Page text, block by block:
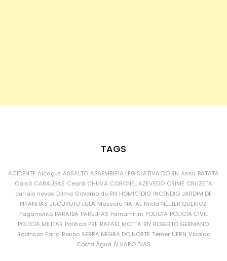
TAGS
ACIDENTE Alcaçuz ASSALTO ASSEMBLEIA LEGISLATIVA DO RN Assu BATATA
Caicó CARAÚBAS Ceará CHUVA CORONEL AZEVEDO CRIME CRUZETA
currais novos Dilma Governo do RN HOMICÍDIO INCÊNDIO JARDIM DE
PIRANHAS JUCURUTU LULA Mossoró NATAL Nilda NÉLTER QUEIROZ
Pagamento PARAÍBA PARELHAS Parnamirim POLÍCIA POLÍCIA CIVIL
POLÍCIA MILITAR Política PRF RAFAEL MOTTA RN ROBERTO GERMANO
Robinson Faria Roubo SERRA NEGRA DO NORTE Temer UFRN Vivaldo
Costa Água ÁLVARO DIAS